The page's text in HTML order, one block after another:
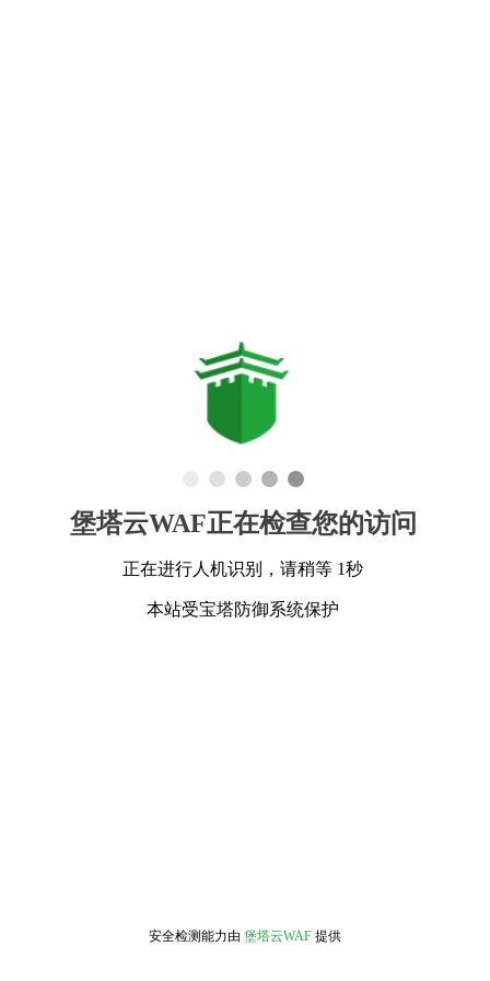
堡塔云WAF正在检查您的访问
正在进行人机识别，请稍等 1秒
本站受宝塔防御系统保护
安全检测能力由 堡塔云WAF 提供